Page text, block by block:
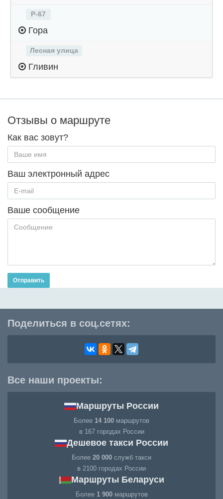
Р-67
Гора
Лесная улица
Гливин
Отзывы о маршруте
Как вас зовут?
Ваш электронный адрес
Ваше сообщение
Отправить
Поделиться в соц.сетях:
Все наши проекты:
Маршруты России
Более 14 100 маршрутов
в 167 городах России
Дешевое такси России
Более 20 000 служб такси
в 2100 городах России
Маршруты Беларуси
Более 1 900маршрутов